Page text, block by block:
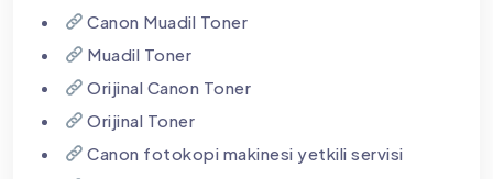
Canon Muadil Toner
Muadil Toner
Orijinal Canon Toner
Orijinal Toner
Canon fotokopi makinesi yetkili servisi